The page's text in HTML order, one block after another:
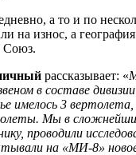
а то и по
на износ, а
Союз.
рассказывает: «
в составе
имелось 3
Мы в сложнейших
проводили
на «МИ-8»